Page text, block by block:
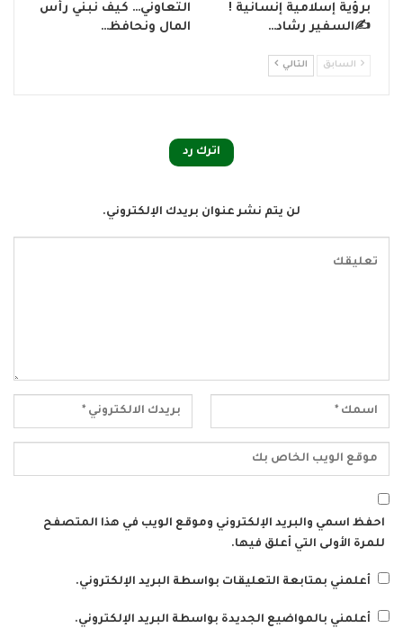
برؤية إسلامية إنسانية !
✍️السفير رشاد…
التعاوني… كيف نبني رأس
المال ونحافظ…
السابق التالي
اترك رد
لن يتم نشر عنوان بريدك الإلكتروني.
احفظ اسمي والبريد الإلكتروني وموقع الويب في هذا المتصفح
للمرة الأولى التي أعلق فيها.
أعلمني بمتابعة التعليقات بواسطة البريد الإلكتروني.
أعلمني بالمواضيع الجديدة بواسطة البريد الإلكتروني.